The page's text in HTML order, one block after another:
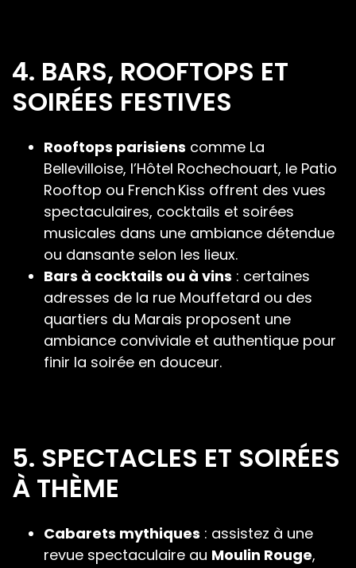
4. BARS, ROOFTOPS ET
SOIRÉES FESTIVES
Rooftops parisiens comme La
Bellevilloise, l’Hôtel Rochechouart, le Patio
Rooftop ou French Kiss offrent des vues
spectaculaires, cocktails et soirées
musicales dans une ambiance détendue
ou dansante selon les lieux.
Bars à cocktails ou à vins : certaines
adresses de la rue Mouffetard ou des
quartiers du Marais proposent une
ambiance conviviale et authentique pour
finir la soirée en douceur.
5. SPECTACLES ET SOIRÉES
À THÈME
Cabarets mythiques : assistez à une
revue spectaculaire au Moulin Rouge,